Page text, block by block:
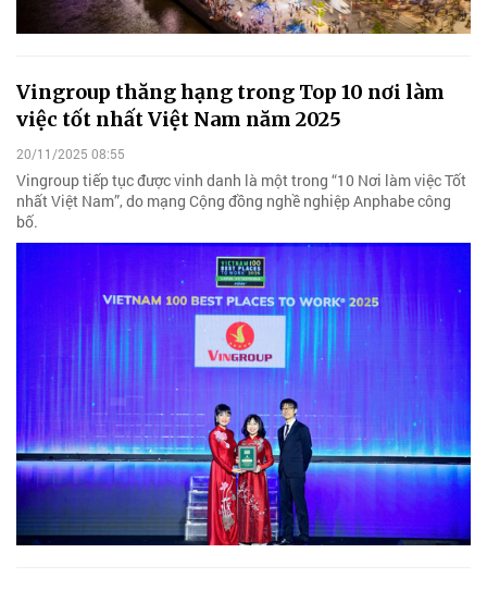
Vingroup thăng hạng trong Top 10 nơi làm
việc tốt nhất Việt Nam năm 2025
20/11/2025 08:55
Vingroup tiếp tục được vinh danh là một trong “10 Nơi làm việc Tốt
nhất Việt Nam”, do mạng Cộng đồng nghề nghiệp Anphabe công
bố.